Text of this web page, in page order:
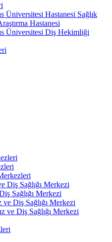
Üniversitesi Hastanesi Sağlık
Hastanesi
Üniversitesi Diş Hekimliği
Diş Sağlığı Merkezi
Sağlığı Merkezi
ve Diş Sağlığı Merkezi
ve Diş Sağlığı Merkezi